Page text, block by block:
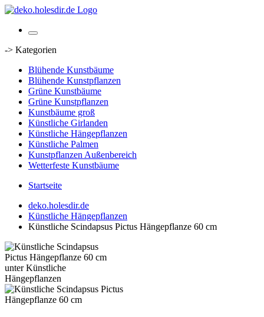
-> Kategorien
Blühende Kunstbäume
Blühende Kunstpflanzen
Grüne Kunstbäume
Grüne Kunstpflanzen
Kunstbäume groß
Künstliche Girlanden
Künstliche Hängepflanzen
Künstliche Palmen
Kunstpflanzen Außenbereich
Wetterfeste Kunstbäume
Startseite
deko.holesdir.de
Künstliche Hängepflanzen
Künstliche Scindapsus Pictus Hängepflanze 60 cm